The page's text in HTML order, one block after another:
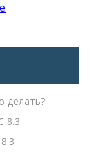
делать?
8.3